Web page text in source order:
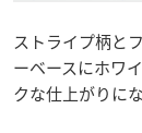
ストライプ柄と
ーベースにホワ
クな仕上がりに